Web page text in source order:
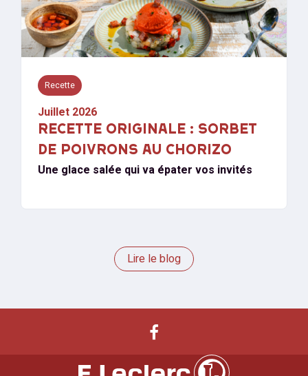
Recette
Juillet 2026
RECETTE ORIGINALE : SORBET
DE POIVRONS AU CHORIZO
Une glace salée qui va épater vos invités
Lire le blog